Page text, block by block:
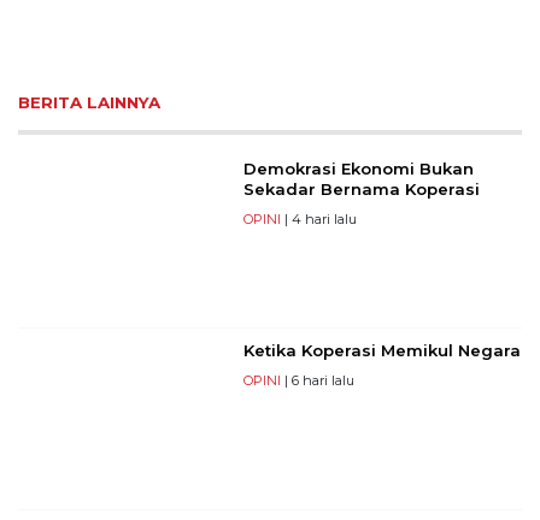
BERITA LAINNYA
Demokrasi Ekonomi Bukan
Sekadar Bernama Koperasi
OPINI | 4 hari lalu
Ketika Koperasi Memikul Negara
OPINI | 6 hari lalu